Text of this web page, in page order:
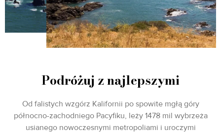
morskich gejzerów na świecie, odwiedź
malowniczy półwysep Punta Banda, gdzie
znajduje się La Bufadora.
Podróżuj z najlepszymi
Od falistych wzgórz Kalifornii po spowite mgłą góry
północno-zachodniego Pacyfiku, leży 1478 mil wybrzeża
usianego nowoczesnymi metropoliami i uroczymi